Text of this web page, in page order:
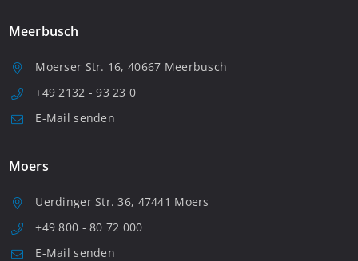
Meerbusch
Moerser Str. 16, 40667 Meerbusch
+49 2132 - 93 23 0
E-Mail senden
Moers
Uerdinger Str. 36, 47441 Moers
+49 800 - 80 72 000
E-Mail senden